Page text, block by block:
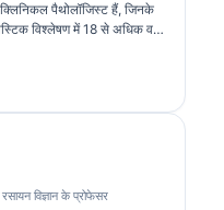
क्लिनिकल पैथोलॉजिस्ट हैं, जिनके
विश्लेषण में 18 से अधिक वर्षों
में विशेष प्रमाणपत्र हैं
पैनल तथा लैबोरेटरी
है।.
विज्ञान के प्रोफेसर